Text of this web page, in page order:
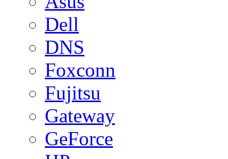
Dell
DNS
Foxconn
Fujitsu
Gateway
GeForce